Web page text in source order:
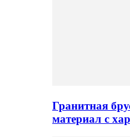
Гранитная
материал с